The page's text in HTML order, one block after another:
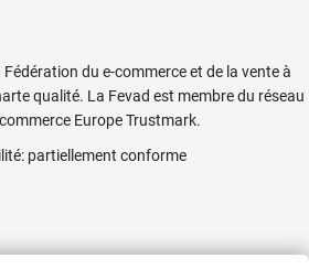
du e-commerce et de la vente à
qualité. La Fevad est membre du réseau
Europe Trustmark.
: partiellement conforme